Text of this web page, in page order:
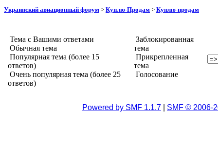
Украинский авиационный форум > Куплю-Продам > Куплю-продам
Тема с Вашими ответами
Обычная тема
Популярная тема (более 15
ответов)
Очень популярная тема (более 25
ответов)
Заблокированная
тема
Прикрепленная
тема
Голосование
Powered by SMF 1.1.7 SMF © 2006-